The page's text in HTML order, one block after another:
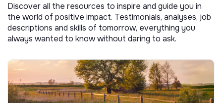
Discover all the resources to inspire and guide you in
the world of positive impact. Testimonials, analyses, job
descriptions and skills of tomorrow, everything you
always wanted to know without daring to ask.